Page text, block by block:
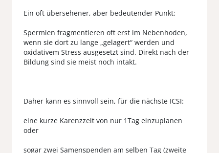
Ein oft übersehener, aber bedeutender Punkt:
Spermien fragmentieren oft erst im Nebenhoden,
wenn sie dort zu lange „gelagert“ werden und
oxidativem Stress ausgesetzt sind. Direkt nach der
Bildung sind sie meist noch intakt.
Daher kann es sinnvoll sein, für die nächste ICSI:
eine kurze Karenzzeit von nur 1Tag einzuplanen
oder
sogar zwei Samenspenden am selben Tag (zweite